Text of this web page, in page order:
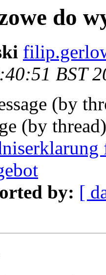
do
BST
(by
(by
by: [